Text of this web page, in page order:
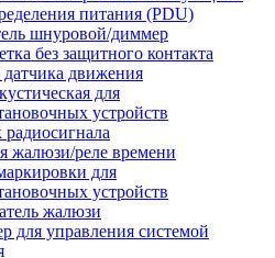
питания (PDU)
шнуровой/диммер
без защитного контакта
движения
для
устройств
жалюзи/реле времени
для
устройств
жалюзи
для управления системой